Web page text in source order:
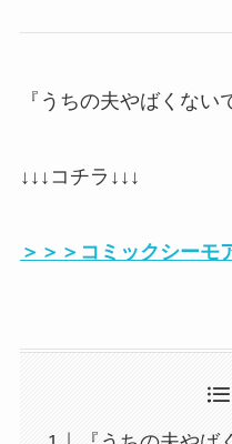
『うちの夫やばくな
↓↓↓コチラ↓↓↓
＞＞＞コミックシーモ